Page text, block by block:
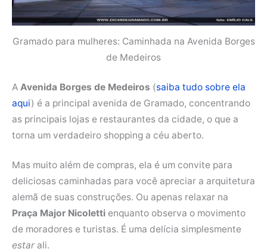
Gramado para mulheres: Caminhada na Avenida Borges
de Medeiros
A Avenida Borges de Medeiros (saiba tudo sobre ela
aqui) é a principal avenida de Gramado, concentrando
as principais lojas e restaurantes da cidade, o que a
torna um verdadeiro shopping a céu aberto.
Mas muito além de compras, ela é um convite para
deliciosas caminhadas para você apreciar a arquitetura
alemã de suas construções. Ou apenas relaxar na
Praça Major Nicoletti enquanto observa o movimento
de moradores e turistas. É uma delícia simplesmente
estar ali.